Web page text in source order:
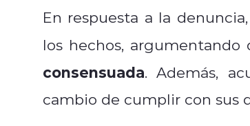
En respuesta a la
los hechos, argumentando
consensuada. Además,
cambio de cumplir con sus